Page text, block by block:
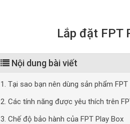
Lắp đặt FPT
Nội dung bài viết
1. Tại sao bạn nên dùng sản phẩm FPT
2. Các tính năng được yêu thích trên
3. Chế độ bảo hành của FPT Play Box